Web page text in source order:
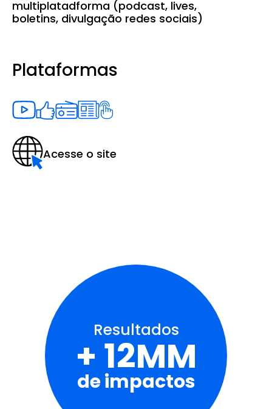
multiplatadforma (podcast, lives,
boletins, divulgação redes sociais)
Plataformas
Acesse o site
Resultados
+ 12MM
de impactos